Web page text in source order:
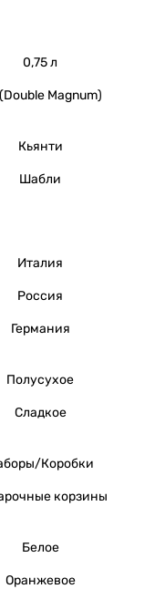
0,75 л
Magnum)
Кьянти
Шабли
Италия
Россия
Германия
Полусухое
Сладкое
Коробки
корзины
Белое
Оранжевое